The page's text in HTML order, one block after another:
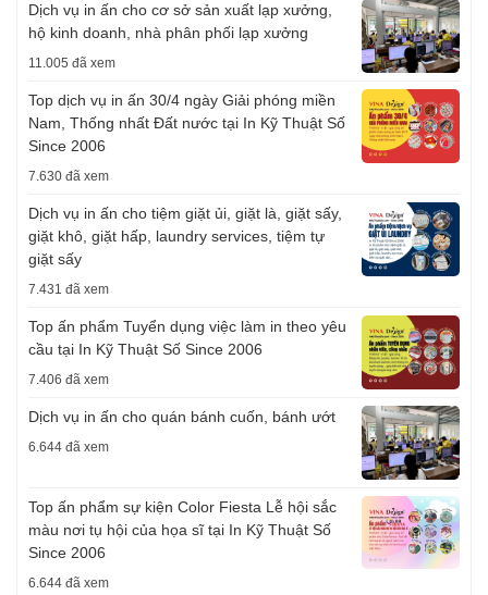
Dịch vụ in ấn cho cơ sở sản xuất lạp xưởng,
hộ kinh doanh, nhà phân phối lạp xưởng
11.005 đã xem
Top dịch vụ in ấn 30/4 ngày Giải phóng miền
Nam, Thống nhất Đất nước tại In Kỹ Thuật Số
Since 2006
7.630 đã xem
Dịch vụ in ấn cho tiệm giặt ủi, giặt là, giặt sấy,
giặt khô, giặt hấp, laundry services, tiệm tự
giặt sấy
7.431 đã xem
Top ấn phẩm Tuyển dụng việc làm in theo yêu
cầu tại In Kỹ Thuật Số Since 2006
7.406 đã xem
Dịch vụ in ấn cho quán bánh cuốn, bánh ướt
6.644 đã xem
Top ấn phẩm sự kiện Color Fiesta Lễ hội sắc
màu nơi tụ hội của họa sĩ tại In Kỹ Thuật Số
Since 2006
6.644 đã xem